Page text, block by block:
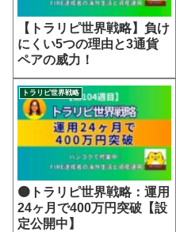
【トラリピ世界戦略】負け
にくい5つの理由と3通貨
ペアの威力！
トラリピ世界戦略
🟠トラリピ世界戦略：運用
24ヶ月で400万円突破【設
定公開中】